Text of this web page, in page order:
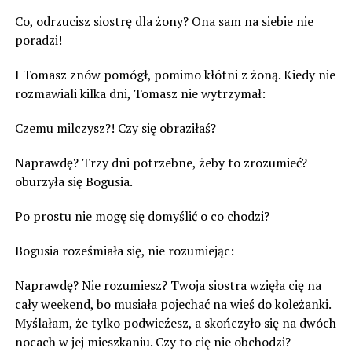
Co, odrzucisz siostrę dla żony? Ona sam na siebie nie
poradzi!
I Tomasz znów pomógł, pomimo kłótni z żoną. Kiedy nie
rozmawiali kilka dni, Tomasz nie wytrzymał:
Czemu milczysz?! Czy się obraziłaś?
Naprawdę? Trzy dni potrzebne, żeby to zrozumieć?
oburzyła się Bogusia.
Po prostu nie mogę się domyślić o co chodzi?
Bogusia roześmiała się, nie rozumiejąc:
Naprawdę? Nie rozumiesz? Twoja siostra wzięła cię na
cały weekend, bo musiała pojechać na wieś do koleżanki.
Myślałam, że tylko podwieźesz, a skończyło się na dwóch
nocach w jej mieszkaniu. Czy to cię nie obchodzi?